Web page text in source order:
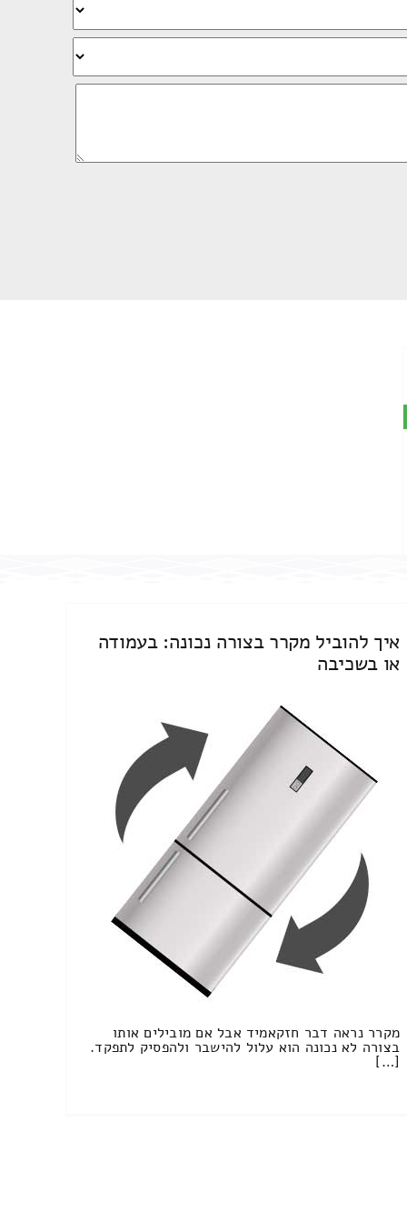
איך להוביל מקרר בצורה נכונה: בעמודה
או בשכיבה
מקרר נראה דבר חזקאמיד אבל אם מובילים אותו
בצורה לא נכונה הוא עלול להישבר ולהפסיק לתפקד.
[…]